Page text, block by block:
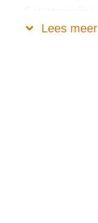
Lees meer